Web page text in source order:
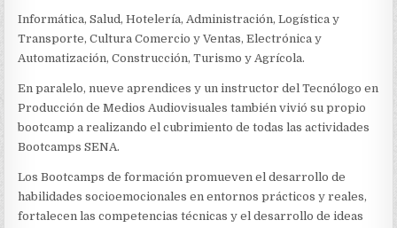
Informática, Salud, Hotelería, Administración, Logística y
Transporte, Cultura Comercio y Ventas, Electrónica y
Automatización, Construcción, Turismo y Agrícola.
En paralelo, nueve aprendices y un instructor del Tecnólogo en
Producción de Medios Audiovisuales también vivió su propio
bootcamp a realizando el cubrimiento de todas las actividades
Bootcamps SENA.
Los Bootcamps de formación promueven el desarrollo de
habilidades socioemocionales en entornos prácticos y reales,
fortalecen las competencias técnicas y el desarrollo de ideas